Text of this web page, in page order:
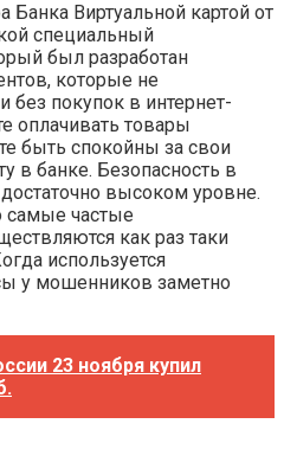
Банка Виртуальной картой от
специальный
был разработан
которые не
без покупок в интернет-
оплачивать товары
быть спокойны за свои
в банке. Безопасность в
высоком уровне.
самые частые
как раз таки
используется
у мошенников заметно
23 ноября купил